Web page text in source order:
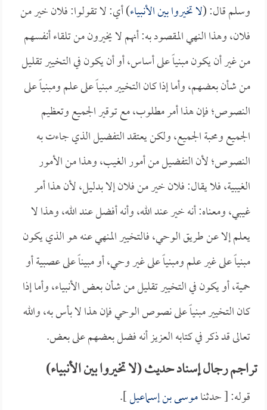
وسلم قال: (لا تخيروا بين الأنبياء) أي: لا تقولوا: فلان خير من
فلان، وهذا النهي المقصود به: أنهم لا يخيرون من تلقاء أنفسهم
من غير أن يكون مبنياً على أساس، أو أن يكون في التخيير تقليل
من شأن بعضهم، وأما إذا كان التخيير مبنياً على علم ومبنياً على
النصوص؛ فإن هذا أمر مطلوب، مع توقير الجميع وتعظيم
الجميع ومحبة الجميع، ولكن يعتقد التفضيل الذي جاءت به
النصوص؛ لأن التفضيل من أمور الغيب، وهذا من الأمور
الغيبية، فلا يقال: فلان خير من فلان إلا بدليل، لأن هذا أمر
غيبي، ومعناه: أنه خير عند الله، وأنه أفضل عند الله، وهذا لا
يعلم إلا عن طريق الوحي، فالتخيير المنهي عنه هو الذي يكون
مبنياً على غير علم ومبنياً على غير وحي، أو مبيناً على عصبية أو
حمية، أو يكون في التخيير تقليل من شأن بعض الأنبياء، وأما إذا
كان التخيير مبنياً على نصوص الوحي فإن هذا لا بأس به، والله
تعالى قد ذكر في كتابه العزيز أنه فضل بعضهم على بعض.
تراجم رجال إسناد حديث (لا تخيروا بين الأنبياء)
قوله: [ حدثناموسى بن إسماعيل].